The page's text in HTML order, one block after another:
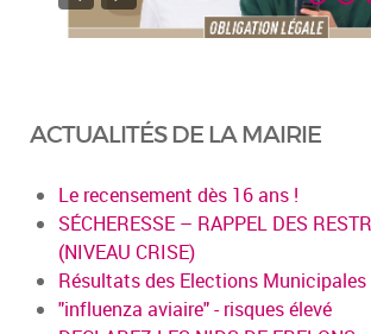
ACTUALITÉS DE LA MAIRIE
Le recensement dès 16 ans !
SÉCHERESSE – RAPPEL DES
(NIVEAU CRISE)
Résultats des Elections
"influenza aviaire" - risques élevé